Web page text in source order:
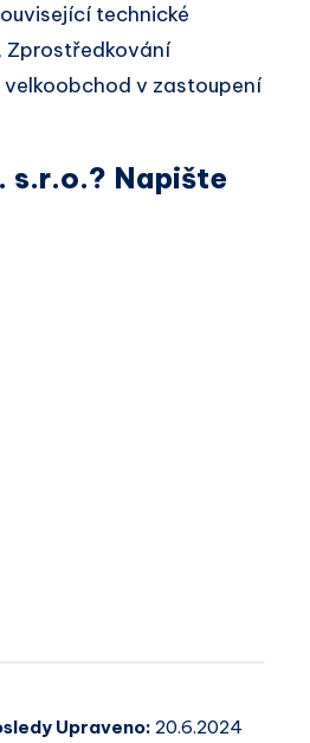
technické
Zprostředkování
v zastoupení
s.r.o.? Napište
Upraveno: 20.6.2024